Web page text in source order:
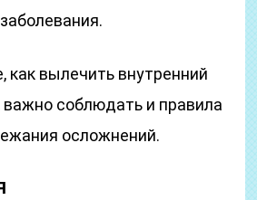
как вылечить внутренний
важно соблюдать и правила
осложнений.